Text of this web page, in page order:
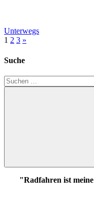
Unterwegs
der
1 2 3 Nächste
»
Suche
Suchen
nach:
"Radfahren ist